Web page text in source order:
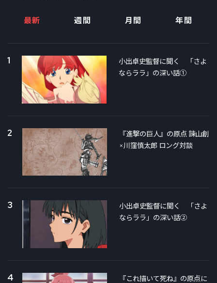
最新 週間 月間 年間
1
小出卓史監督に聞く 「さよ
ならララ」の深い話①
2
『進撃の巨人』の原点 諫山創
×川窪慎太郎 ロング対談
3
小出卓史監督に聞く 「さよ
ならララ」の深い話②
4 『これ描いて死ね』の原点に